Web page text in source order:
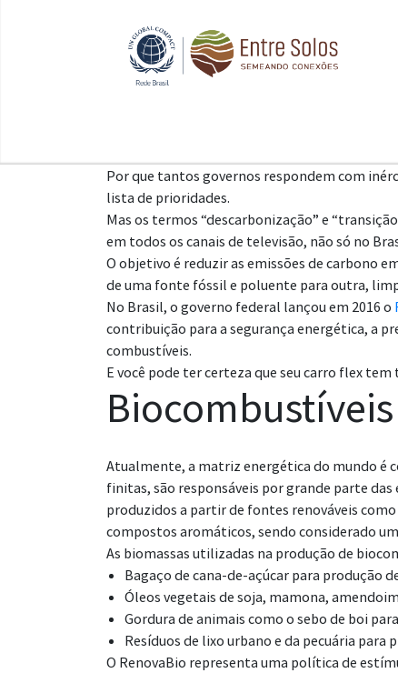
Por que tantos governos respondem com
lista de prioridades.
Mas os termos “descarbonização” e
em todos os canais de televisão, não só no
O objetivo é reduzir as emissões de carbono
de uma fonte fóssil e poluente para outra,
No Brasil, o governo federal lançou em 2016 o
contribuição para a segurança energética, a
combustíveis.
E você pode ter certeza que seu carro flex tem
Biocombustíveis
Atualmente, a matriz energética do mundo é
finitas, são responsáveis por grande parte das
produzidos a partir de fontes renováveis
compostos aromáticos, sendo considerado
As biomassas utilizadas na produção de
Bagaço de cana-de-açúcar para produção
Óleos vegetais de soja, mamona,
Gordura de animais como o sebo de boi
Resíduos de lixo urbano e da pecuária para
O RenovaBio representa uma política de